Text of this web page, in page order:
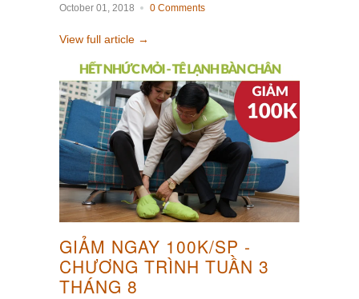
October 01, 2018 0 Comments
View full article →
GIẢM NGAY 100K/SP -
CHƯƠNG TRÌNH TUẦN 3
THÁNG 8